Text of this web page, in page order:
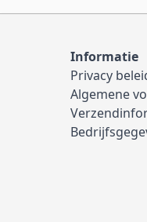
Informatie
Privacy
Algemene